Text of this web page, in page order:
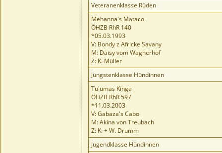
Veteranenklasse Rüden
Mehanna's Mataco
ÖHZB RhR 140
*05.03.1993
V: Bondy z Africke Savany
M: Daisy vom Wagnerhof
Z: K. Müller
Jüngstenklasse Hündinnen
Tu'umas Kinga
ÖHZB RhR 597
*11.03.2003
V: Gabaza's Cabo
M: Akina von Treubach
Z: K. + W. Drumm
Jugendklasse Hündinnen